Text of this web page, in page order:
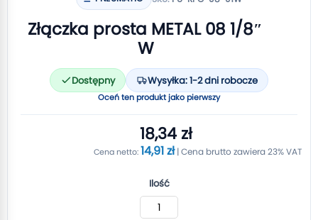
Złączka prosta METAL 08 1/8″
W
Dostępny Wysyłka: 1-2 dni robocze
Oceń ten produkt jako pierwszy
18,34 zł
14,91 zł
Ilość